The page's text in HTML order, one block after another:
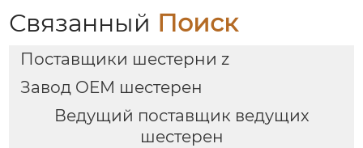
Связанный Поиск
Поставщики шестерни z
Завод OEM шестерен
Ведущий поставщик ведущих
шестерен